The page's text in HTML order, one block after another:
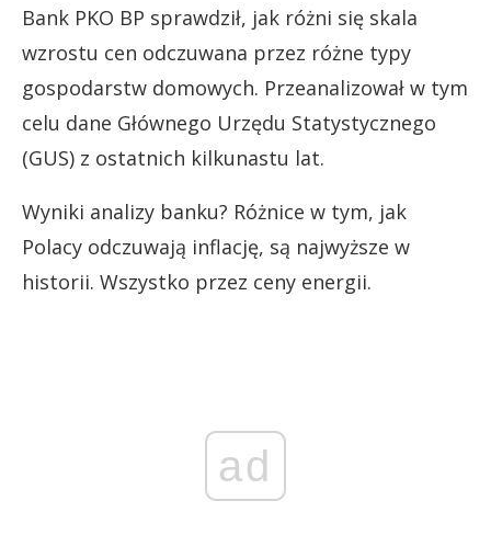
Bank PKO BP sprawdził, jak różni się skala
wzrostu cen odczuwana przez różne typy
gospodarstw domowych. Przeanalizował w tym
celu dane Głównego Urzędu Statystycznego
(GUS) z ostatnich kilkunastu lat.
Wyniki analizy banku? Różnice w tym, jak
Polacy odczuwają inflację, są najwyższe w
historii. Wszystko przez ceny energii.
ad